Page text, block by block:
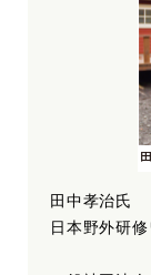
田中孝治氏
日本野外研